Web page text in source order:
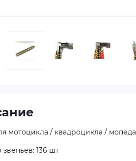
мотоцикла / квадроцикла / мопеда
звеньев: 136 шт